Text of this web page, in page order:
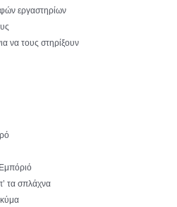
εργαστηρίων
να τους στηρίξουν
τα σπλάχνα
κύμα